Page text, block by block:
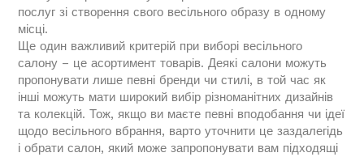
послуг зі створення свого весільного образу в одному
місці.
Ще один важливий критерій при виборі весільного
салону – це асортимент товарів. Деякі салони можуть
пропонувати лише певні бренди чи стилі, в той час як
інші можуть мати широкий вибір різноманітних дизайнів
та колекцій. Тож, якщо ви маєте певні вподобання чи ідеї
щодо весільного вбрання, варто уточнити це заздалегідь
і обрати салон, який може запропонувати вам підходящі